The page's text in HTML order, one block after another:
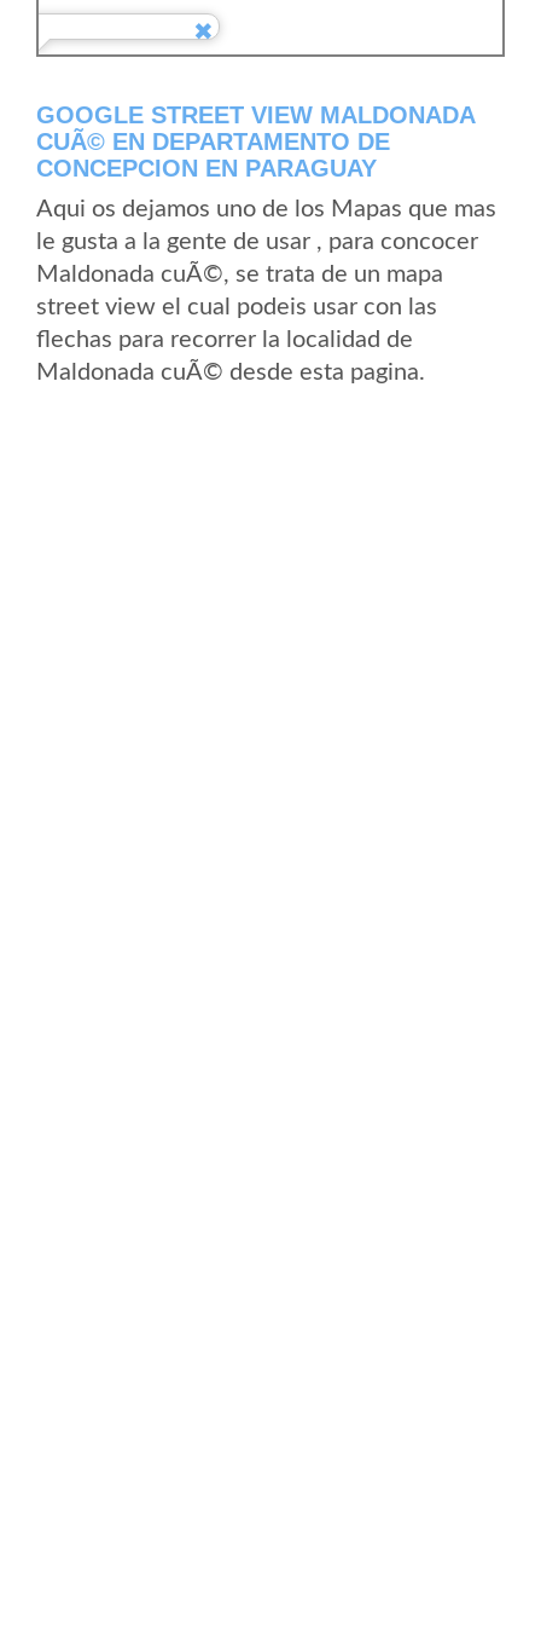
GOOGLE STREET VIEW MALDONADA
CUÃ© EN DEPARTAMENTO DE
CONCEPCION EN PARAGUAY
Aqui os dejamos uno de los Mapas que mas
le gusta a la gente de usar , para concocer
Maldonada cuÃ©, se trata de un mapa
street view el cual podeis usar con las
flechas para recorrer la localidad de
Maldonada cuÃ© desde esta pagina.